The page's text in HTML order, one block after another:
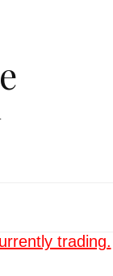
trading.